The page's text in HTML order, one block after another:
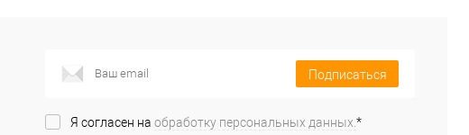
Подписаться
Я согласен на обработку персональных данных.*